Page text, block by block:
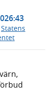
Statens